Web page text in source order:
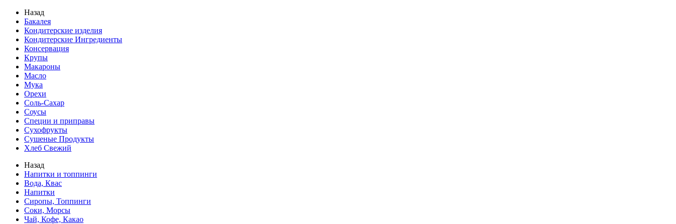
Назад
Бакалея
Кондитерские изделия
Кондитерские Ингредиенты
Консервация
Крупы
Макароны
Масло
Мука
Орехи
Соль-Сахар
Соусы
Специи и приправы
Сухофрукты
Сушеные Продукты
Хлеб Свежий
Назад
Напитки и топпинги
Вода, Квас
Напитки
Сиропы, Топпинги
Соки, Морсы
Чай, Кофе, Какао